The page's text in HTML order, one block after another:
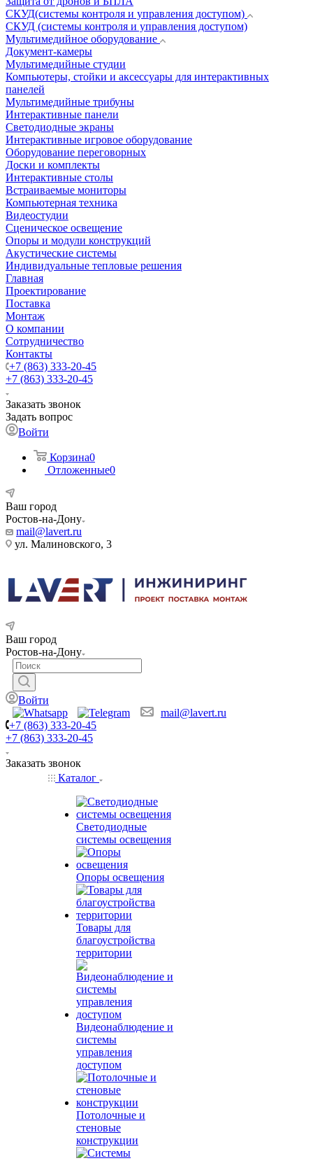
СКУД(системы контроля и управления доступом)
СКУД (системы контроля и управления доступом)
Мультимедийное оборудование
Документ-камеры
Мультимедийные студии
Компьютеры, стойки и аксессуары для интерактивных
панелей
Мультимедийные трибуны
Интерактивные панели
Светодиодные экраны
Интерактивные игровое оборудование
Оборудование переговорных
Доски и комплекты
Интерактивные столы
Встраиваемые мониторы
Компьютерная техника
Видеостудии
Cценическое освещение
Опоры и модули конструкций
Акустические системы
Индивидуальные тепловые решения
Главная
Проектирование
Поставка
Монтаж
О компании
Сотрудничество
Контакты
+7 (863) 333-20-45
+7 (863) 333-20-45
Заказать звонок
Задать вопрос
Войти
Корзина0
Отложенные0
Ваш город
Ростов-на-Дону
mail@lavert.ru
ул. Малиновского, 3
Ваш город
Ростов-на-Дону
Войти
mail@lavert.ru
+7 (863) 333-20-45
+7 (863) 333-20-45
Заказать звонок
Каталог
Светодиодные
системы освещения
Опоры освещения
Товары для
благоустройства
территории
Видеонаблюдение и
системы
управления
доступом
Потолочные и
стеновые
конструкции